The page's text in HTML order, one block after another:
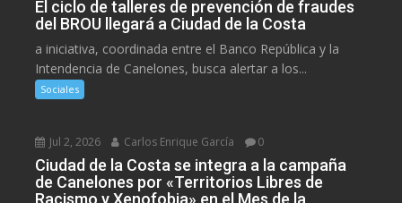
El ciclo de talleres de prevención de fraudes
del BROU llegará a Ciudad de la Costa
a iniciativa, coordinada entre el Banco República y la
Intendencia de Canelones, busca alertar a los...
Sociales
Jul 2, 2026 Carlos Enrique García 0
Ciudad de la Costa se integra a la campaña
de Canelones por «Territorios Libres de
Racismo y Xenofobia» en el Mes de la